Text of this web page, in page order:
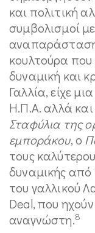
και πολιτική
συμβολισμοί
κουλτούρα που
δυναμική και
Γαλλία, είχε
Η.Π.Α. αλλά και
Σταφύλια της
εμποράκου, ο
τους
δυναμικής
του γαλλικού
Deal, που
αναγνώστη.8